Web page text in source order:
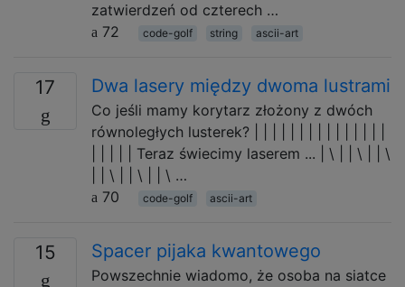
zatwierdzeń od czterech …
72
code-golf string ascii-art
17 Dwa lasery między dwoma lustrami
Co jeśli mamy korytarz złożony z dwóch
równoległych lusterek? | | | | | | | | | | | | | | |
| | | | | Teraz świecimy laserem ... | \ | | \ | | \
| | \ | | \ | | \ …
70
code-golf ascii-art
15 Spacer pijaka kwantowego
Powszechnie wiadomo, że osoba na siatce